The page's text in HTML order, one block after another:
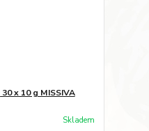
x 10 g MISSIVA
Skladem